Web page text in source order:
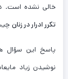
خالی نشده است.
تکرر ادرار در زنان
پاسخ این سؤال
نوشیدن زیاد